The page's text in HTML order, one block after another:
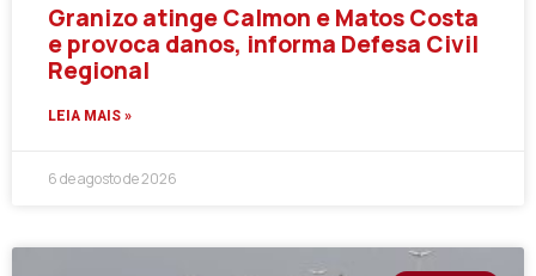
Granizo atinge Calmon e Matos Costa
e provoca danos, informa Defesa Civil
Regional
LEIA MAIS »
6 de agosto de 2026